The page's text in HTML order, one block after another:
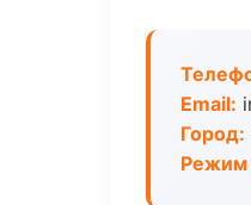
Email:
Город:
Режим